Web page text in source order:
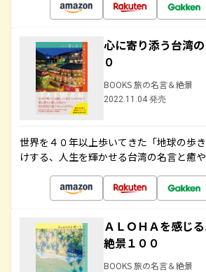
心に寄り添う台湾
０
BOOKS 旅の名言＆絶景
2022.11.04 発売
世界を４０年以上歩いてきた「地球の歩
けする、人生を輝かせる台湾の名言と癒
ＡＬＯＨＡを感じ
絶景１００
BOOKS 旅の名言＆絶景